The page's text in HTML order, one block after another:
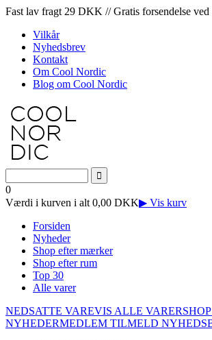
Fast lav fragt 29 DKK // Gratis forsendelse
Vilkår
Nyhedsbrev
Kontakt
Om Cool Nordic
Blog om Cool Nordic
0
Værdi i kurven i alt 0,00 DKK▶ Vis kurv
Forsiden
Nyheder
Shop efter mærker
Shop efter rum
Top 30
Alle varer
NEDSATTE VAREVIS ALLE VARER
NYHEDERMEDLEM TILMELD